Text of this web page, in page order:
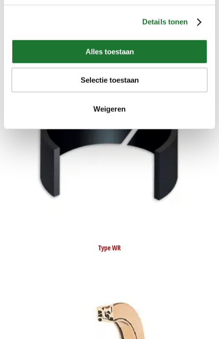
Details tonen
Alles toestaan
Selectie toestaan
Weigeren
Type WR